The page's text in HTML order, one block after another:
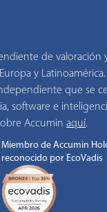
de valoración
y
que se
software e
Accumin aquí.
Miembro de Accumin
reconocido por EcoVadis